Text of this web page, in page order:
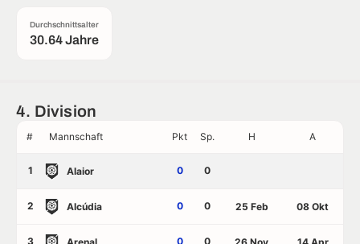
Durchschnittsalter
30.64 Jahre
4. Division
# Mannschaft Pkt Sp. H A
1 Alaior 0 0
2 Alcúdia 0 0 25 Feb 08 Okt
3 Arenal 0 0 26 Nov 14 Apr